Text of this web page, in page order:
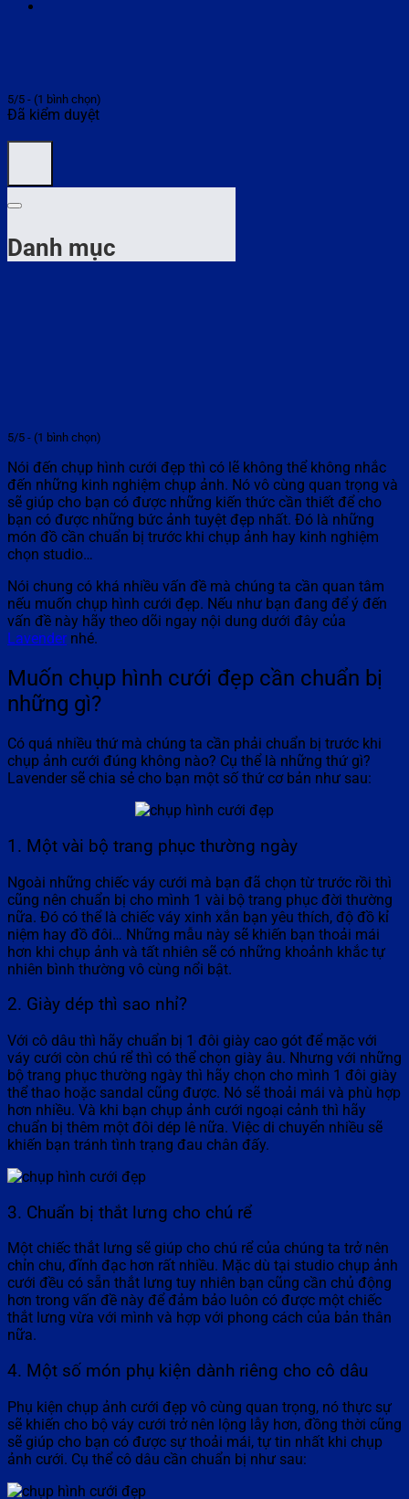
5/5 - (1 bình chọn)
Đã kiểm duyệt
Danh mục
5/5 - (1 bình chọn)
Nói đến chụp hình cưới đẹp thì có lẽ không thể không nhắc
đến những kinh nghiệm chụp ảnh. Nó vô cùng quan trọng và
sẽ giúp cho bạn có được những kiến thức cần thiết để cho
bạn có được những bức ảnh tuyệt đẹp nhất. Đó là những
món đồ cần chuẩn bị trước khi chụp ảnh hay kinh nghiệm
chọn studio…
Nói chung có khá nhiều vấn đề mà chúng ta cần quan tâm
nếu muốn chụp hình cưới đẹp. Nếu như bạn đang để ý đến
vấn đề này hãy theo dõi ngay nội dung dưới đây của
Lavender nhé.
Muốn chụp hình cưới đẹp cần chuẩn bị
những gì?
Có quá nhiều thứ mà chúng ta cần phải chuẩn bị trước khi
chụp ảnh cưới đúng không nào? Cụ thể là những thứ gì?
Lavender sẽ chia sẻ cho bạn một số thứ cơ bản như sau:
1. Một vài bộ trang phục thường ngày
Ngoài những chiếc váy cưới mà bạn đã chọn từ trước rồi thì
cũng nên chuẩn bị cho mình 1 vài bộ trang phục đời thường
nữa. Đó có thể là chiếc váy xinh xắn bạn yêu thích, độ đồ kỉ
niệm hay đồ đôi… Những mẫu này sẽ khiến bạn thoải mái
hơn khi chụp ảnh và tất nhiên sẽ có những khoảnh khắc tự
nhiên bình thường vô cùng nổi bật.
2. Giày dép thì sao nhỉ?
Với cô dâu thì hãy chuẩn bị 1 đôi giày cao gót để mặc với
váy cưới còn chú rể thì có thể chọn giày âu. Nhưng với những
bộ trang phục thường ngày thì hãy chọn cho mình 1 đôi giày
thể thao hoặc sandal cũng được. Nó sẽ thoải mái và phù hợp
hơn nhiều. Và khi bạn chụp ảnh cưới ngoại cảnh thì hãy
chuẩn bị thêm một đôi dép lê nữa. Việc di chuyển nhiều sẽ
khiến bạn tránh tình trạng đau chân đấy.
3. Chuẩn bị thắt lưng cho chú rể
Một chiếc thắt lưng sẽ giúp cho chú rể của chúng ta trở nên
chỉn chu, đĩnh đạc hơn rất nhiều. Mặc dù tại studio chụp ảnh
cưới đều có sẵn thắt lưng tuy nhiên bạn cũng cần chủ động
hơn trong vấn đề này để đảm bảo luôn có được một chiếc
thắt lưng vừa với mình và hợp với phong cách của bản thân
nữa.
4. Một số món phụ kiện dành riêng cho cô dâu
Phụ kiện chụp ảnh cưới đẹp vô cùng quan trọng, nó thực sự
sẽ khiến cho bộ váy cưới trở nên lộng lẫy hơn, đồng thời cũng
sẽ giúp cho bạn có được sự thoải mái, tự tin nhất khi chụp
ảnh cưới. Cụ thể cô dâu cần chuẩn bị như sau: